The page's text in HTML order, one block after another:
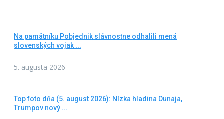
Na pamätníku Pobjednik slávnostne odhalili mená
slovenských vojak ...
5. augusta 2026
Top foto dňa (5. august 2026): Nízka hladina Dunaja,
Trumpov nový ...